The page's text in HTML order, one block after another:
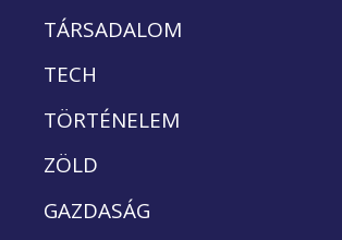
TÁRSADALOM
TECH
TÖRTÉNELEM
ZÖLD
GAZDASÁG